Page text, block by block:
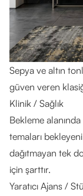
Sepya ve altın
güven veren
Klinik / Sağlık
Bekleme
temaları
dağıtmayan tek
için şarttır.
Yaratıcı Ajans /